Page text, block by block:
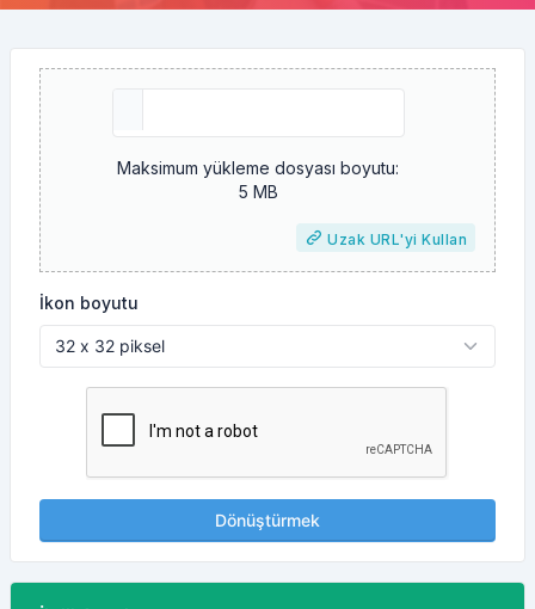
Maksimum yükleme dosyası boyutu:
5 MB
Uzak URL'yi Kullan
İkon boyutu
Dönüştürmek